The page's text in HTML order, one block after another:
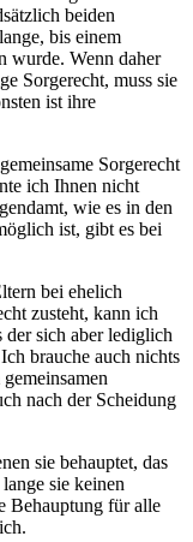
beiden
bis einem
wurde. Wenn daher
Sorgerecht, muss sie
ist ihre
Sorgerecht
ich Ihnen nicht
wie es in den
ist, gibt es bei
bei ehelich
zusteht, kann ich
der sich aber lediglich
brauche auch nichts
nach der Scheidung
sie behauptet, das
sie keinen
Behauptung für alle